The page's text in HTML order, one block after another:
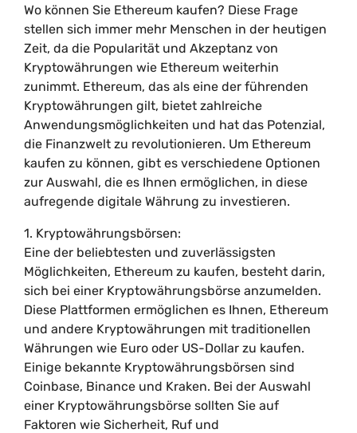
Wo können Sie Ethereum kaufen? Diese Frage
stellen sich immer mehr Menschen in der heutigen
Zeit, da die Popularität und Akzeptanz von
Kryptowährungen wie Ethereum weiterhin
zunimmt. Ethereum, das als eine der führenden
Kryptowährungen gilt, bietet zahlreiche
Anwendungsmöglichkeiten und hat das Potenzial,
die Finanzwelt zu revolutionieren. Um Ethereum
kaufen zu können, gibt es verschiedene Optionen
zur Auswahl, die es Ihnen ermöglichen, in diese
aufregende digitale Währung zu investieren.
1. Kryptowährungsbörsen:
Eine der beliebtesten und zuverlässigsten
Möglichkeiten, Ethereum zu kaufen, besteht darin,
sich bei einer Kryptowährungsbörse anzumelden.
Diese Plattformen ermöglichen es Ihnen, Ethereum
und andere Kryptowährungen mit traditionellen
Währungen wie Euro oder US-Dollar zu kaufen.
Einige bekannte Kryptowährungsbörsen sind
Coinbase, Binance und Kraken. Bei der Auswahl
einer Kryptowährungsbörse sollten Sie auf
Faktoren wie Sicherheit, Ruf und